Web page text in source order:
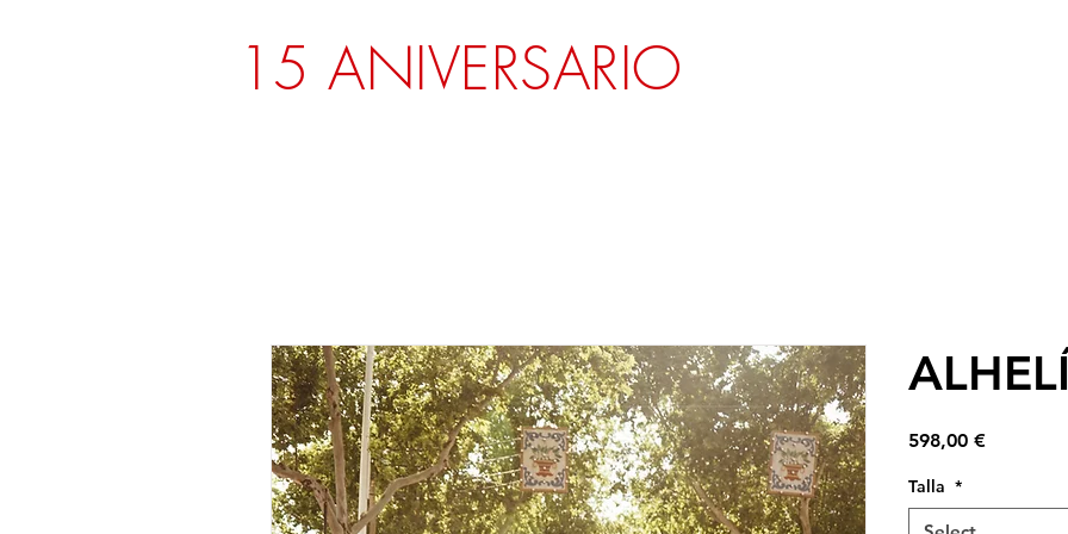
15 ANIVERSARIO
598,00 €Price
Talla *